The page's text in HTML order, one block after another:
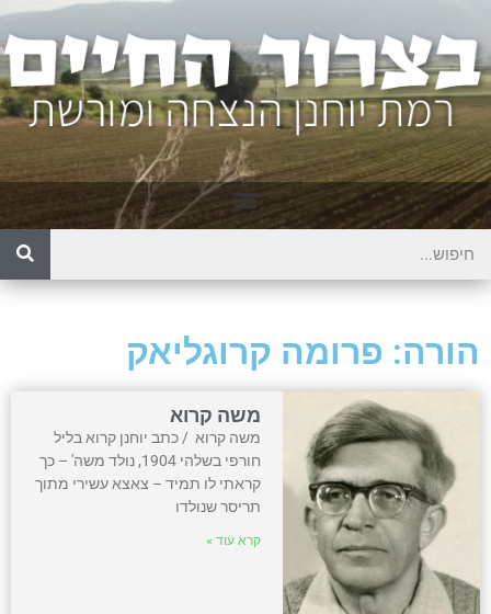
הורה: פרומה קרוגליאק
משה קרוא
משה קרוא / כתב יוחנן קרוא בליל
חורפי בשלהי 1904, נולד משה' – כך
קראתי לו תמיד – צאצא עשירי מתוך
תריסר שנולדו
קרא עוד »